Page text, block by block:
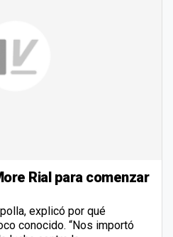
Rial para comenzar
explicó por qué
conocido. “Nos importó